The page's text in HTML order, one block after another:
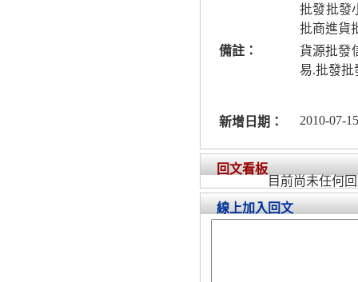
批發批發
批商進貨
備註：
貨源批發
易.批發批
新增日期： 2010-07-
回文看板
目前尚未任何
線上加入回文